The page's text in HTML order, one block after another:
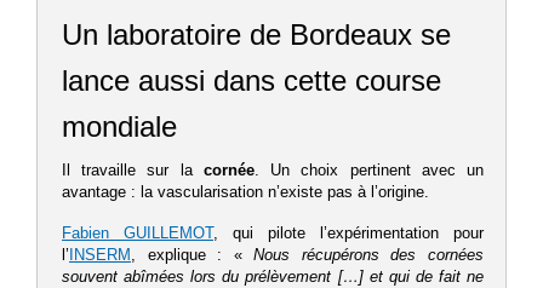
Un laboratoire de Bordeaux se
lance aussi dans cette course
mondiale
Il travaille sur la cornée. Un choix pertinent avec un
avantage : la vascularisation n’existe pas à l’origine.
Fabien GUILLEMOT , qui pilote l’expérimentation pour
l’ INSERM , explique : «Nous récupérons des cornées
souvent abîmées lors du prélèvement […] et qui de fait ne